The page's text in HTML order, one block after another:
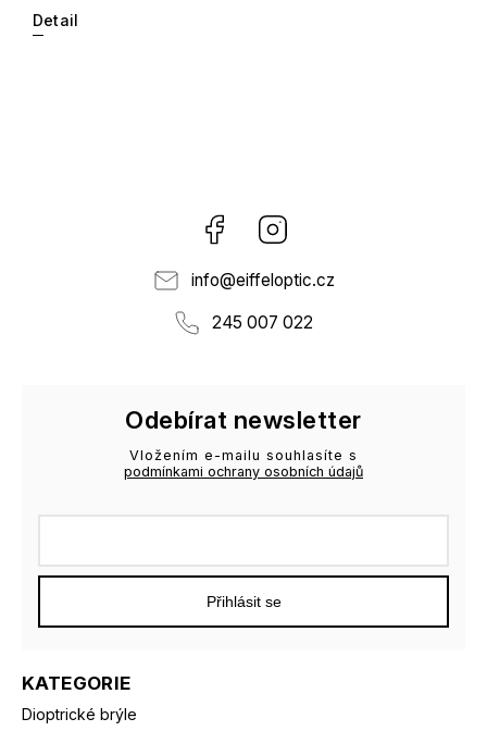
Detail
Facebook
info@eiffeloptic.cz
245 007 022
KATEGORIE
Dioptrické brýle
Odebírat newsletter
Vložením e-mailu souhlasíte s
podmínkami ochrany osobních údajů
Přihlásit se